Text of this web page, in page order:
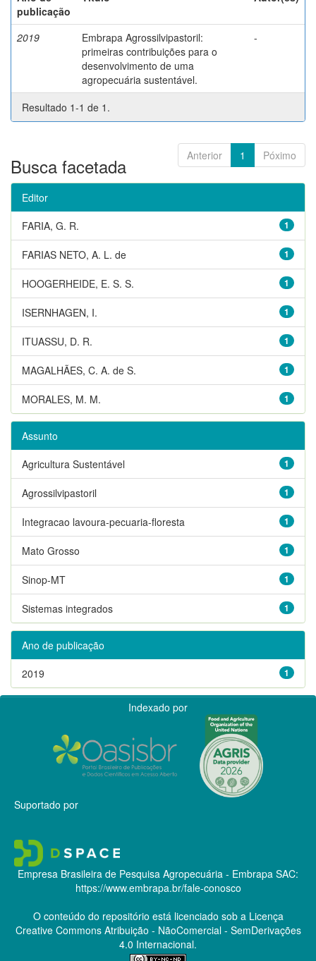
publicação
2019
Embrapa Agrossilvipastoril:
primeiras contribuições para o
desenvolvimento de uma
agropecuária sustentável.
-
Resultado 1-1 de 1.
Anterior 1 Póximo
Busca facetada
Editor
1
FARIA, G. R.
1
FARIAS NETO, A. L. de
1
HOOGERHEIDE, E. S. S.
1
ISERNHAGEN, I.
1
ITUASSU, D. R.
1
MAGALHÃES, C. A. de S.
1
MORALES, M. M.
Assunto
1
Agricultura Sustentável
1
Agrossilvipastoril
1
Integracao lavoura-pecuaria-floresta
1
Mato Grosso
1
Sinop-MT
1
Sistemas integrados
Ano de publicação
1
2019
Indexado por
Suportado por
Empresa Brasileira de Pesquisa Agropecuária - Embrapa SAC:
https://www.embrapa.br/fale-conosco
O conteúdo do repositório está licenciado sob a Licença
Creative CommonsAtribuição - NãoComercial - SemDerivações
4.0 Internacional.